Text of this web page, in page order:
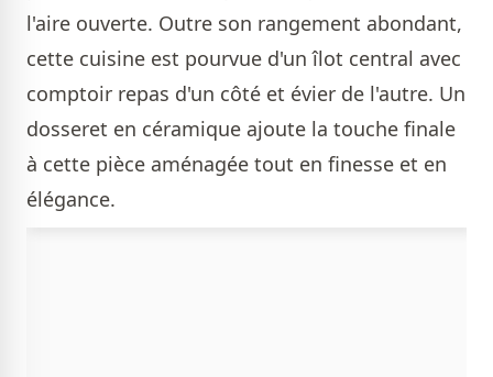
l'aire ouverte. Outre son rangement abondant,
cette cuisine est pourvue d'un îlot central avec
comptoir repas d'un côté et évier de l'autre. Un
dosseret en céramique ajoute la touche finale
à cette pièce aménagée tout en finesse et en
élégance.